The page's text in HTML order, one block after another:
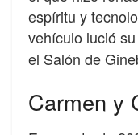
espíritu y
vehículo lució
el Salón de
Carmen y